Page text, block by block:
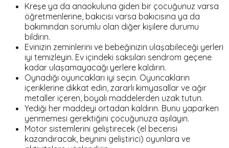
Kreşe ya da anaokuluna giden bir çocuğunuz varsa
öğretmenlerine, bakıcısı varsa bakıcısına ya da
bakımından sorumlu olan diğer kişilere durumu
bildirin.
Evinizin zeminlerini ve bebeğinizin ulaşabileceği yerleri
iyi temizleyin. Ev içindeki saksıları sendrom geçene
kadar ulaşamayacağı yerlere kaldırın.
Oynadığı oyuncakları iyi seçin. Oyuncakların
içeriklerine dikkat edin, zararlı kimyasallar ve ağır
metaller içeren, boyalı maddelerden uzak tutun.
Yediği her maddeyi ortadan kaldırın. Bunu yaparken
yenmemesi gerektiğini çocuğunuza aşılayın.
Motor sistemlerini geliştirecek (el becerisi
kazandıracak, beynini geliştirici) oyunlara ve